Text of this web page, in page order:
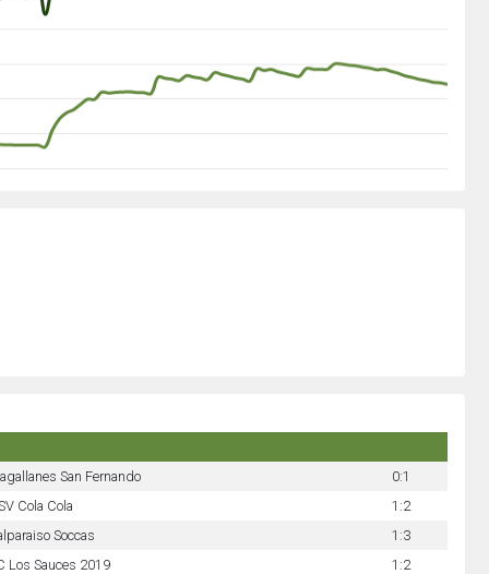
San Fernando
0:1
Cola Cola
1:2
Soccas
1:3
Los Sauces 2019
1:2